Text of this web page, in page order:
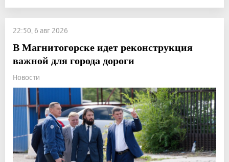
22:50, 6 авг 2026
В Магнитогорске идет реконструкция
важной для города дороги
Новости